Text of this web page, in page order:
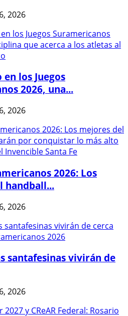
2026
los Juegos
2026, una...
2026
2026: Los
handball...
2026
santafesinas vivirán de
2026